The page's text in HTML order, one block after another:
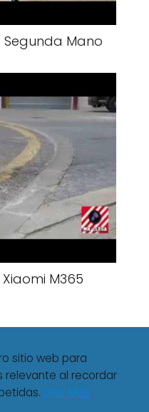
Segunda Mano
M365
sitio web para
relevante al recordar
Leer Más